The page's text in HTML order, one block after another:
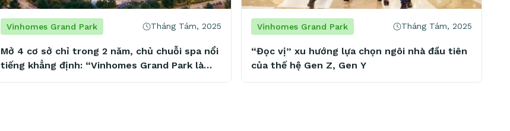
Vinhomes Grand Park Tháng Tám, 2025
Mở 4 cơ sở chỉ trong 2 năm, chủ chuỗi spa nổi
tiếng khẳng định: “Vinhomes Grand Park là
mảnh đất vàng tiềm năng”
Vinhomes Grand Park Tháng Tám, 2025
“Đọc vị” xu hướng lựa chọn ngôi nhà đầu tiên
của thế hệ Gen Z, Gen Y